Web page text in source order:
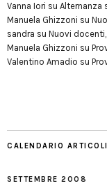
Vanna Iori su Alternanza
Manuela Ghizzoni su
sandra su Nuovi
Manuela Ghizzoni su
Valentino Amadio su
CALENDARIO ARTICOLI
SETTEMBRE 2008